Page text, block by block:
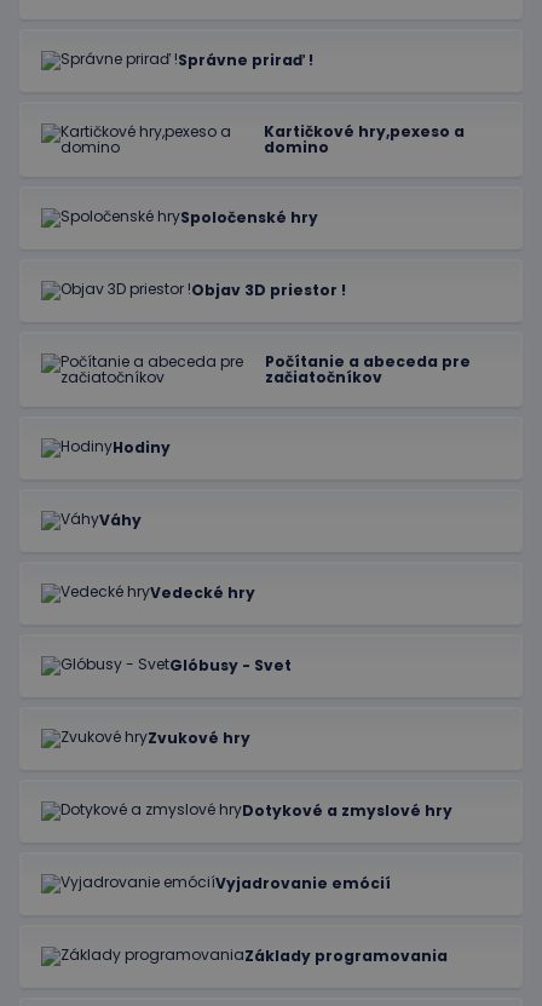
Správne priraď !
Kartičkové hry,pexeso a
domino
Spoločenské hry
Objav 3D priestor !
Počítanie a abeceda pre
začiatočníkov
Hodiny
Váhy
Vedecké hry
Glóbusy - Svet
Zvukové hry
Dotykové a zmyslové hry
Vyjadrovanie emócií
Základy programovania